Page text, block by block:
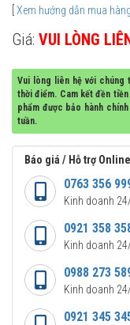
Xem hướng dẫn mua hàng
Giá: VUI LÒNG
Vui lòng liên hệ với chúng
thời điểm. Cam kết đền
phẩm được bảo hành
tuần.
Báo giá / Hỗ trợ Online
0763 356
Kinh doanh
0921 358
Kinh doanh
0988 273
Kinh doanh
0921 345